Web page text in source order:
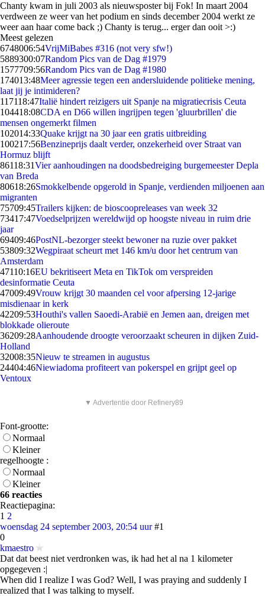
Chanty kwam in juli 2003 als nieuwsposter bij Fok! In maart 2004
verdween ze weer van het podium en sinds december 2004 werkt ze
weer aan haar come back ;) Chanty is terug... erger dan ooit >:)
Meest gelezen
6748006:54VrijMiBabes #316 (not very sfw!)
5889300:07Random Pics van de Dag #1979
1577709:56Random Pics van de Dag #1980
174013:48Meer agressie tegen een andersluidende politieke mening,
laat jij je intimideren?
117118:47Italië hindert reizigers uit Spanje na migratiecrisis Ceuta
104418:08CDA en D66 willen ingrijpen tegen 'gluurbrillen' die
mensen ongemerkt filmen
102014:33Quake krijgt na 30 jaar een gratis uitbreiding
100217:56Benzineprijs daalt verder, onzekerheid over Straat van
Hormuz blijft
86118:31Vier aanhoudingen na doodsbedreiging burgemeester Depla
van Breda
80618:26Smokkelbende opgerold in Spanje, verdienden miljoenen aan
migranten
75709:45Trailers kijken: de bioscoopreleases van week 32
73417:47Voedselprijzen wereldwijd op hoogste niveau in ruim drie
jaar
69409:46PostNL-bezorger steekt bewoner na ruzie over pakket
53809:32Wegpiraat scheurt met 146 km/u door het centrum van
Amsterdam
47110:16EU bekritiseert Meta en TikTok om verspreiden
desinformatie Ceuta
47009:49Vrouw krijgt 30 maanden cel voor afpersing 12-jarige
misdienaar in kerk
42209:53Houthi's vallen Saoedi-Arabië en Jemen aan, dreigen met
blokkade olieroute
36209:28Aanhoudende droogte veroorzaakt scheuren in dijken Zuid-
Holland
32008:35Nieuw te streamen in augustus
24404:46Niewiadoma profiteert van pokerspel en grijpt geel op
Ventoux
▼ Advertentie door Refinery89
Font-grootte:
Normaal
Kleiner
regelhoogte :
Normaal
Kleiner
66 reacties
Reactiepagina:
1 2
woensdag 24 september 2003, 20:54 uur #1
0
kmaestro
Dat dat beest niet verdronken was, ik had het al na 1 kilometer
opgegeven :|
When did I realize I was God? Well, I was praying and suddenly I
realized that I was talking to myself.